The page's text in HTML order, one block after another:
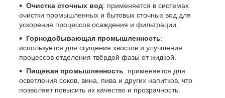
Очистка сточных вод: применяется в системах
очистки промышленных и бытовых сточных вод для
ускорения процессов осаждения и фильтрации.
Горнодобывающая промышленность:
используется для сгущения хвостов и улучшения
процессов отделения твёрдой фазы от жидкой.
Пищевая промышленность: применяется для
осветления соков, вина, пива и других напитков, что
позволяет повысить их качество и прозрачность.